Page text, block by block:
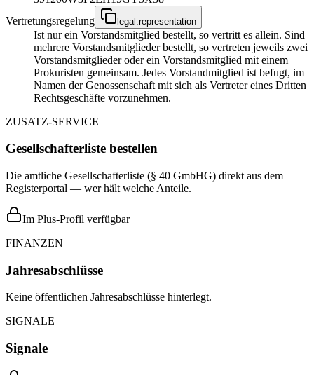
Vertretungsregelung
legal.representation
Ist nur ein Vorstandsmitglied bestellt, so vertritt es allein. Sind
mehrere Vorstandsmitglieder bestellt, so vertreten jeweils zwei
Vorstandsmitglieder oder ein Vorstandsmitglied mit einem
Prokuristen gemeinsam. Jedes Vorstandmitglied ist befugt, im
Namen der Genossenschaft mit sich als Vertreter eines Dritten
Rechtsgeschäfte vorzunehmen.
ZUSATZ-SERVICE
Gesellschafterliste bestellen
Die amtliche Gesellschafterliste (§ 40 GmbHG) direkt aus dem
Registerportal — wer hält welche Anteile.
Im Plus-Profil verfügbar
FINANZEN
Jahresabschlüsse
Keine öffentlichen Jahresabschlüsse hinterlegt.
SIGNALE
Signale